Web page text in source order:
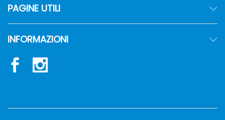
PAGINE UTILI
INFORMAZIONI